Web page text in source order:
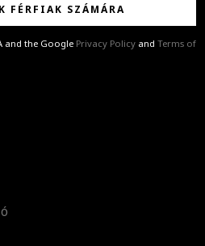
FÉRFIAK SZÁMÁRA
and the Google Privacy Policy and Terms of
és stílustippjeinket!